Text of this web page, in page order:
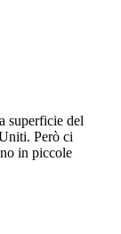
superficie del
Però ci
in piccole